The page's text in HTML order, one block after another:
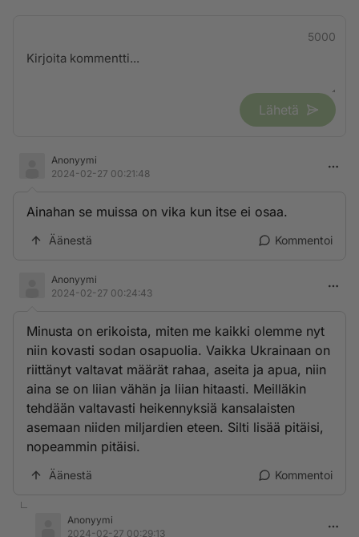
5000
Lähetä
Anonyymi
2024-02-27 00:21:48
Ainahan se muissa on vika kun itse ei osaa.
Äänestä Kommentoi
Anonyymi
2024-02-27 00:24:43
Minusta on erikoista, miten me kaikki olemme nyt
niin kovasti sodan osapuolia. Vaikka Ukrainaan on
riittänyt valtavat määrät rahaa, aseita ja apua, niin
aina se on liian vähän ja liian hitaasti. Meilläkin
tehdään valtavasti heikennyksiä kansalaisten
asemaan niiden miljardien eteen. Silti lisää pitäisi,
nopeammin pitäisi.
Äänestä Kommentoi
Anonyymi
2024-02-27 00:29:13